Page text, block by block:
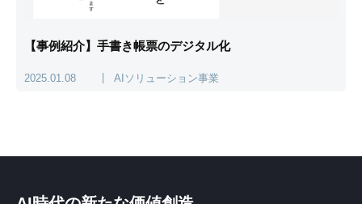
【事例紹介】手書き帳票のデジタル化
2025.01.08 AIソリューション事業